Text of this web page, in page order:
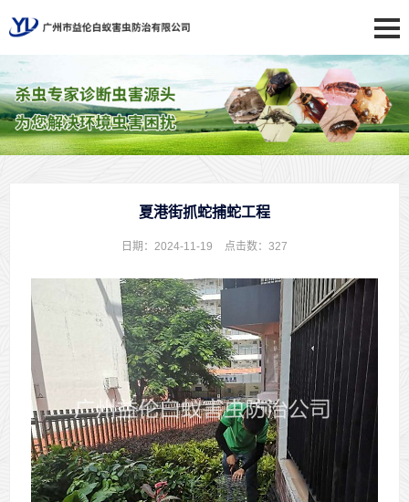
夏港街抓蛇捕蛇工程
日期：2024-11-19 点击数： 327